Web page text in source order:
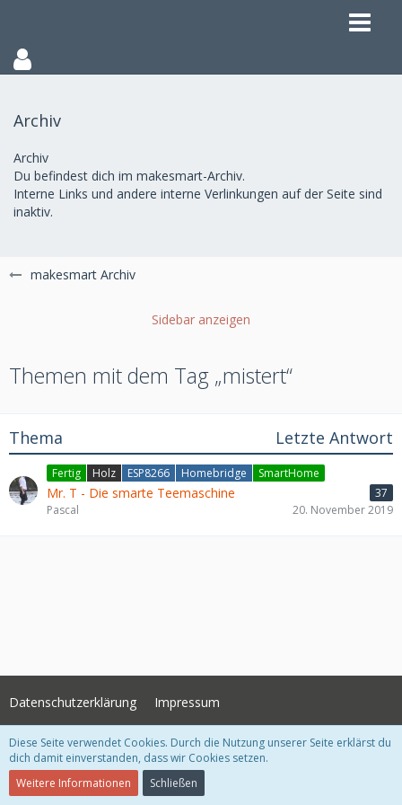
Archiv
Archiv
Du befindest dich im makesmart-Archiv.
Interne Links und andere interne Verlinkungen auf der Seite sind
inaktiv.
makesmart Archiv
Themen mit dem Tag „mistert“
Thema Letzte Antwort
Fertig Holz ESP8266 Homebridge SmartHome
Mr. T - Die smarte Teemaschine
37
Pascal
20. November 2019
Datenschutzerklärung Impressum
Community-Software:WoltLab Suite™
Stil:Grey Nova, erstellt von Lorenz Woth
Diese Seite verwendet Cookies. Durch die Nutzung unserer Seite erklärst du
dich damit einverstanden, dass wir Cookies setzen.
Weitere Informationen
Schließen